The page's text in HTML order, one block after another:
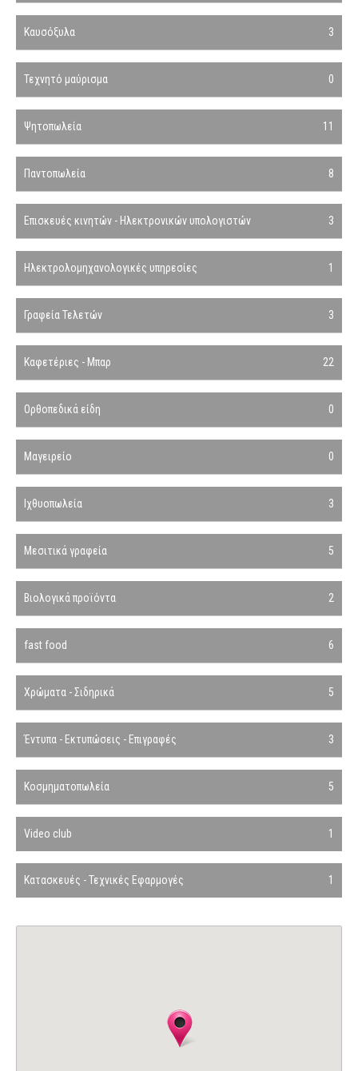
Καυσόξυλα 3
Τεχνητό μαύρισμα 0
Ψητοπωλεία 11
Παντοπωλεία 8
Επισκευές κινητών - Ηλεκτρονικών υπολογιστών 3
Ηλεκτρολομηχανολογικές υπηρεσίες 1
Γραφεία Τελετών 3
Καφετέριες - Μπαρ 22
Ορθοπεδικά είδη 0
Μαγειρείο 0
Ιχθυοπωλεία 3
Μεσιτικά γραφεία 5
Βιολογικά προϊόντα 2
fast food 6
Χρώματα - Σιδηρικά 5
Έντυπα - Εκτυπώσεις - Επιγραφές 3
Κοσμηματοπωλεία 5
Video club 1
Κατασκευές - Τεχνικές Εφαρμογές 1